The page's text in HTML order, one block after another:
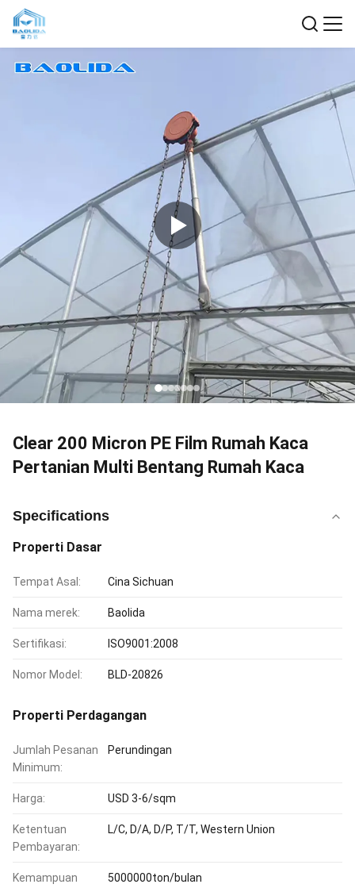
Clear 200 Micron PE Film Rumah Kaca
Pertanian Multi Bentang Rumah Kaca
Specifications
Properti Dasar
Tempat Asal: Cina Sichuan
Nama merek: Baolida
Sertifikasi: ISO9001:2008
Nomor Model: BLD-20826
Properti Perdagangan
Jumlah Pesanan
Minimum:
Perundingan
Harga: USD 3-6/sqm
Ketentuan
Pembayaran:
L/C, D/A, D/P, T/T, Western Union
Kemampuan
5000000ton/bulan